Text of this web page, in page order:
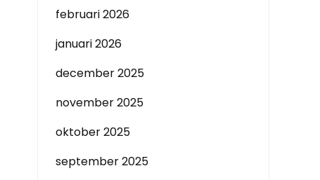
februari 2026
januari 2026
december 2025
november 2025
oktober 2025
september 2025